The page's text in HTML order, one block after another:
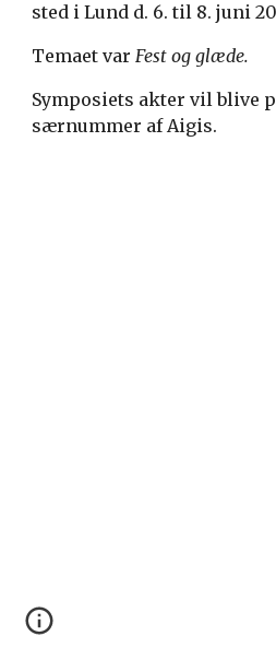
sted iLund d. 6. til 8. juni
Temaet varFest og glæde.
Symposiets akter vil blive
særnummer afAigis.